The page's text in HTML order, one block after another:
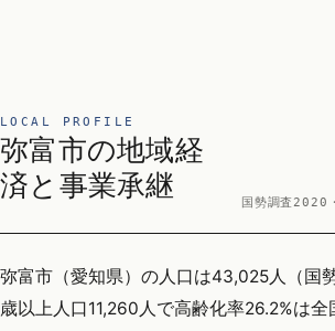
LOCAL PROFILE
弥富市の地域経
済と事業承継
国勢調査2020
弥富市（愛知県）の人口は43,025人（国
歳以上人口11,260人で高齢化率26.2%は全